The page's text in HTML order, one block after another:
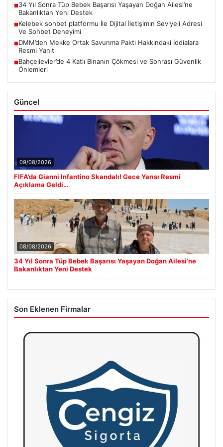
■34 Yıl Sonra Tüp Bebek Başarısı Yaşayan Doğan Ailesi’ne
Bakanlıktan Yeni Destek
■Kelebek sohbet platformu İle Dijital İletişimin Seviyeli Adresi
Ve Sohbet Deneyimi
■DMM’den Mekke Ortak Savunma Paktı Hakkındaki İddialara
Resmi Yanıt
■Bahçelievler’de 4 Katlı Binanın Çökmesi ve Sonrası Güvenlik
Önlemleri
Güncel
09/08/2026
FIFA’da Gianni Infantino Skandalı! Gece Yarısı Resmi
Açıklama Geldi…
08/08/2026
34 Yıl Sonra Tüp Bebek Başarısı Yaşayan Doğan Ailesi’ne
Bakanlıktan Yeni Destek
Son Eklenen Firmalar